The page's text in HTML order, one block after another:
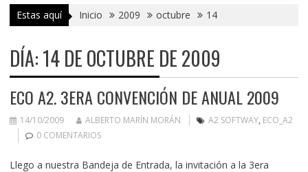
Estas aquí Inicio 2009 octubre 14
DÍA:14 DE OCTUBRE DE 2009
ECO A2. 3ERA CONVENCIÓN DE ANUAL 2009
14/10/2009 ALBERTO MARÍN MORÁN A2 SOFTWAY, ECO_A2
0 COMENTARIOS
Llego a nuestra Bandeja de Entrada, la invitación a la 3era